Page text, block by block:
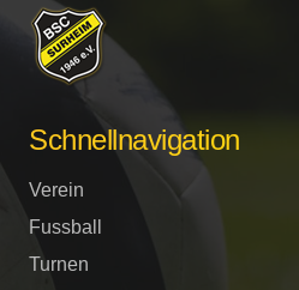
Schnellnavigation
Verein
Fussball
Turnen